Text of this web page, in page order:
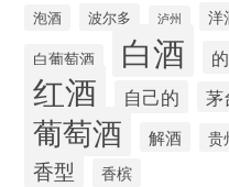
泡酒 波尔多 泸州 洋
白葡萄酒 白酒
红酒 自己的 茅
葡萄酒 解酒 贵
香型 香槟